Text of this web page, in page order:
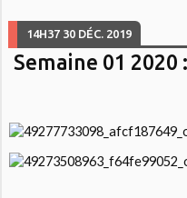
14H37 30 DÉC. 2019
Semaine 01